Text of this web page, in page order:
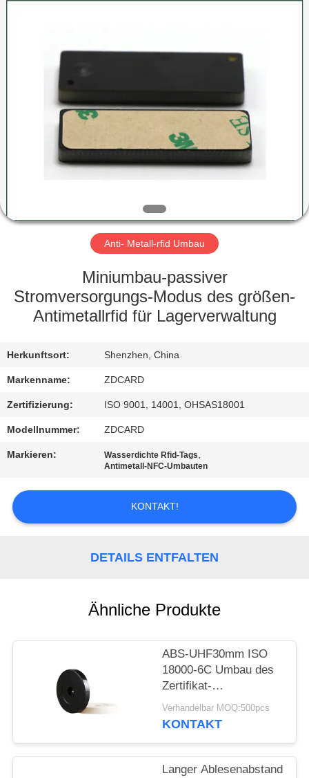
HAUS
PRODUKTE
ÜBER
FABRIK-
AUSFLUG
QUALITÄTSKONTROLLE
SIE
MIT
UNS
IN
VERBINDUNG
NACHRICHTEN
POLICY
Anti- Metall-rfid Umbau
Miniumbau-passiver
Stromversorgungs-Modus des größen-
Antimetallrfid für Lagerverwaltung
Herkunftsort: Shenzhen, China
Markenname: ZDCARD
Zertifizierung: ISO 9001, 14001, OHSAS18001
Modellnummer: ZDCARD
Markieren: Wasserdichte Rfid-Tags,
Antimetall-NFC-Umbauten
KONTAKT!
DETAILS ENTFALTEN
Ähnliche Produkte
ABS-UHF30mm ISO
18000-6C Umbau des
Zertifikat-
Antimetallrfid/Patrouillen-
Punkt-Umbau
Verhandelbar MOQ:500pcs
KONTAKT
Langer Ablesenabstand